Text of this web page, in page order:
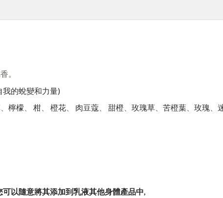
。
我的蛻變和力量)
、 檸檬 柑、 橙花、 肉豆蔻、 甜橙 玫瑰草、 苦橙葉、 玫瑰、
可以隨意將其添加到乳液其他身體產品中,